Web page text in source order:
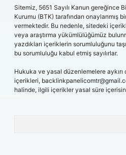
Sitemiz, 5651 Sayılı Kanun gereğince
Kurumu (BTK) tarafından onaylanmış
vermektedir. Bu nedenle, sitedeki
veya araştırma yükümlülüğümüz
yazdıkları içeriklerin sorumluluğunu
bu sorumluluğu kabul etmiş sayılırlar.
Hukuka ve yasal düzenlemelere
içerikleri,
halinde, ilgili içerikler yasal süre